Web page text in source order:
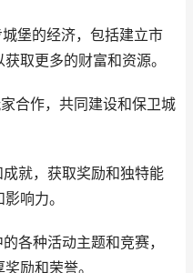
堡的经济，包括建立市
取更多的财富和资源。
合作，共同建设和保卫城
就，获取奖励和独特能
响力。
各种活动主题和竞赛，
励和荣誉。